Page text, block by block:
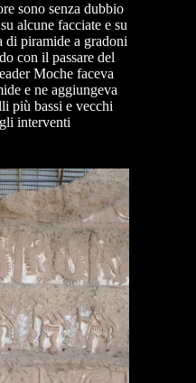
sono senza dubbio
alcune facciate e su
di piramide a gradoni
con il passare del
Moche faceva
e ne aggiungeva
più bassi e vecchi
interventi